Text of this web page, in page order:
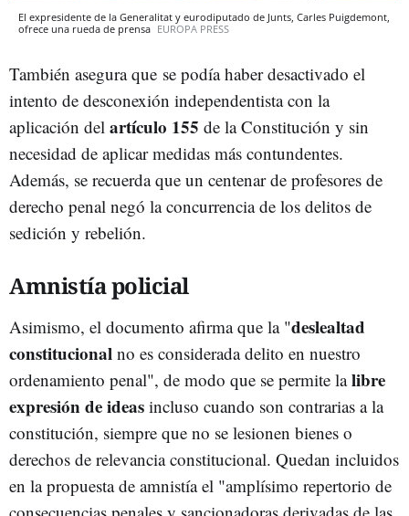
El expresidente de la Generalitat y eurodiputado de Junts, Carles Puigdemont,
ofrece una rueda de prensa EUROPA PRESS
También asegura que se podía haber desactivado el
intento de desconexión independentista con la
aplicación del artículo 155 de la Constitución y sin
necesidad de aplicar medidas más contundentes.
Además, se recuerda que un centenar de profesores de
derecho penal negó la concurrencia de los delitos de
sedición y rebelión.
Amnistía policial
Asimismo, el documento afirma que la "deslealtad
constitucional no es considerada delito en nuestro
ordenamiento penal", de modo que se permite lalibre
expresión de ideas incluso cuando son contrarias a la
constitución, siempre que no se lesionen bienes o
derechos de relevancia constitucional. Quedan incluidos
en la propuesta de amnistía el "amplísimo repertorio de
consecuencias penales y sancionadoras derivadas de las